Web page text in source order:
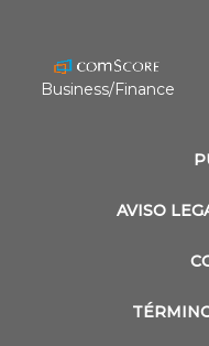
AVISO
Business/Finance